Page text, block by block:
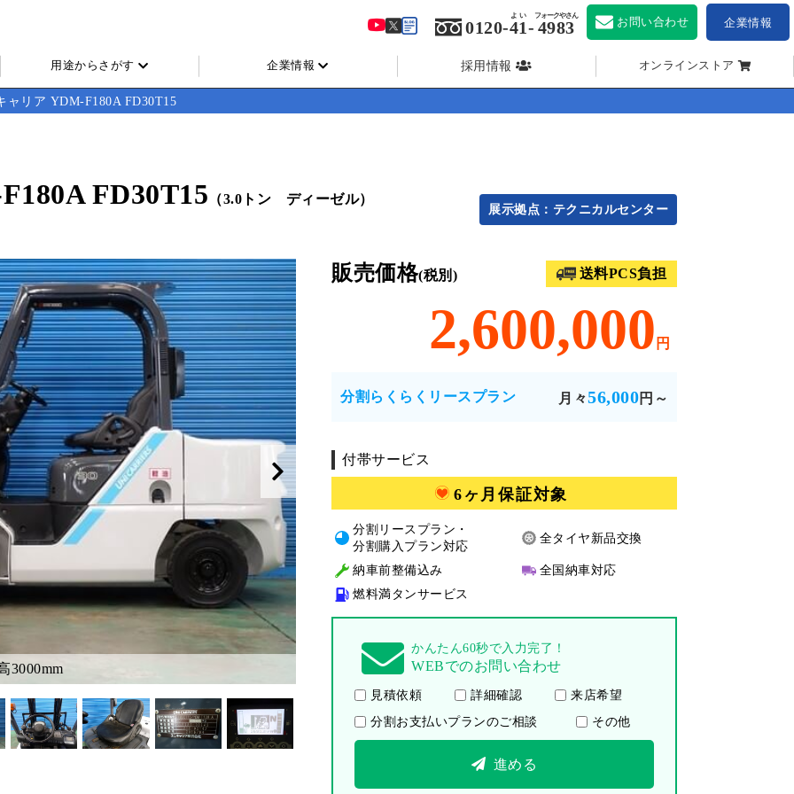
用途からさがす 企業情報 採用情報 オンラインストア
0120-41
よい
- 4983
フォークやさん お問い合わせ 企業情報
ャリア YDM-F180A FD30T15
FD30T15 （3.0トン ディーゼル）
展示拠点：テクニカルセンター
3000mm
販売価格(税別) 送料PCS負担
2,600,000 円
分割らくらくリースプラン 月々56,000円～
付帯サービス
6ヶ月保証対象
分割リースプラン・
分割購入プラン対応
全タイヤ新品交換
納車前整備込み
全国納車対応
燃料満タンサービス
かんたん60秒で入力完了！
WEBでのお問い合わせ
見積依頼 詳細確認 来店希望
分割お支払いプランのご相談 その他
進める